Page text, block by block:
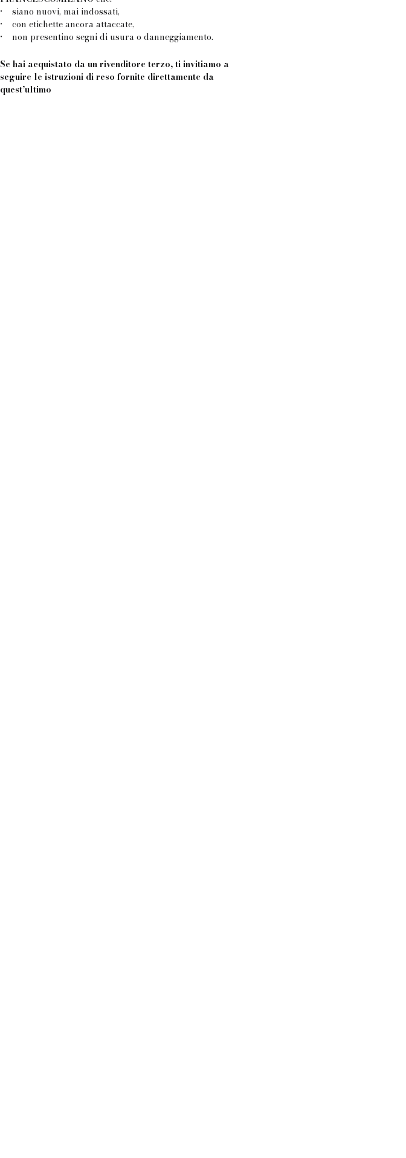
• siano nuovi, mai indossati,
• con etichette ancora attaccate,
• non presentino segni di usura o danneggiamento.
Se hai acquistato da un rivenditore terzo, ti invitiamo a
seguire le istruzioni di reso fornite direttamente da
quest’ultimo